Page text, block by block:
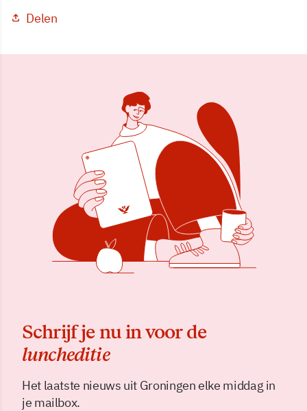
Delen
Schrijf je nu in voor de
luncheditie
Het laatste nieuws uit Groningen elke middag in
je mailbox.